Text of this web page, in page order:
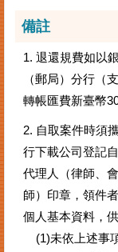
備註
1. 退還規費如以
（郵局）分行（
轉帳匯費新臺幣
2. 自取案件時須
行下載公司登記
代理人（律師、
師）印章，領件
個人基本資料，
(1)未依上述事